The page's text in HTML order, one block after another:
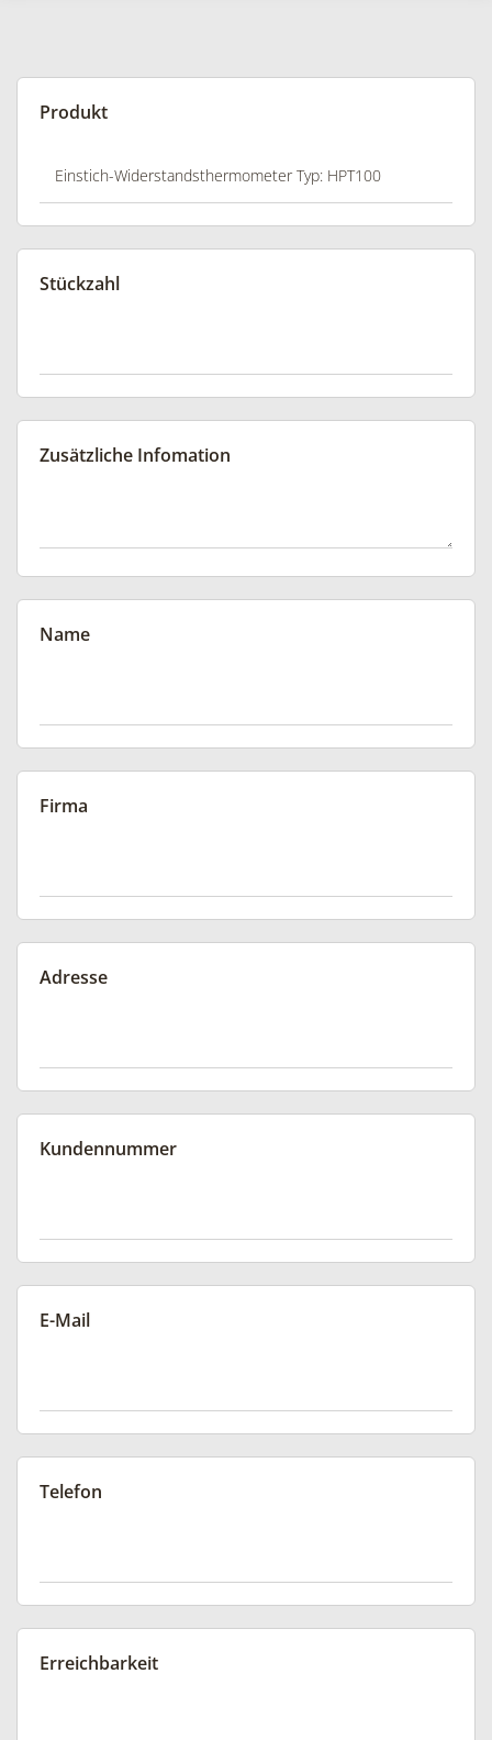
Produkt
Stückzahl
Zusätzliche Infomation
Name
Firma
Adresse
Kundennummer
E-Mail
Telefon
Erreichbarkeit